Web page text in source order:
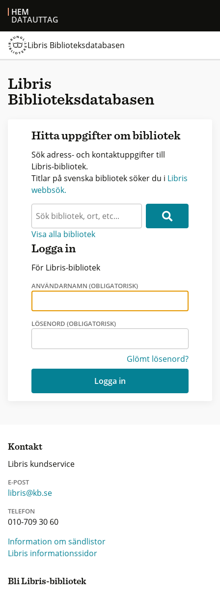
HEM
DATAUTTAG
Libris Biblioteksdatabasen
Libris
Biblioteksdatabasen
Hitta uppgifter om bibliotek
Sök adress- och kontaktuppgifter till
Libris-bibliotek.
Titlar på svenska bibliotek söker du i Libris
webbsök.
Visa alla bibliotek
Logga in
För Libris-bibliotek
ANVÄNDARNAMN (OBLIGATORISK)
LÖSENORD (OBLIGATORISK)
Glömt lösenord?
Logga in
Kontakt
Libris kundservice
E-POST
libris@kb.se
TELEFON
010-709 30 60
Information om sändlistor
Libris informationssidor
Bli Libris-bibliotek